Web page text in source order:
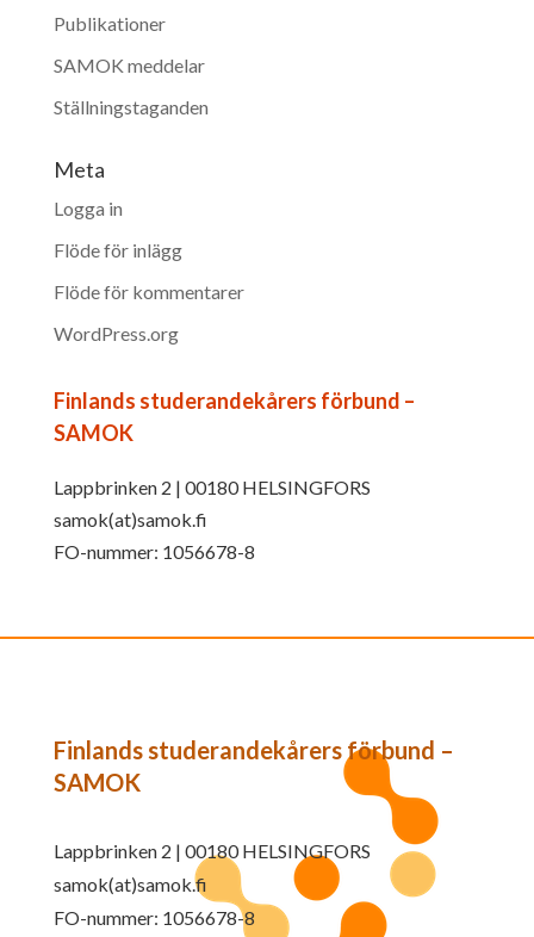
Publikationer
SAMOK meddelar
Ställningstaganden
Meta
Logga in
Flöde för inlägg
Flöde för kommentarer
WordPress.org
Finlands studerandekårers förbund –
SAMOK
Lappbrinken 2 | 00180 HELSINGFORS
samok(at)samok.fi
FO-nummer: 1056678-8
Finlands studerandekårers förbund –
SAMOK
Lappbrinken 2 | 00180 HELSINGFORS
samok(at)samok.fi
FO-nummer: 1056678-8